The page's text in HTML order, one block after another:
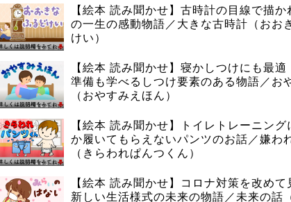
【絵本 読み聞かせ】古時計の目線で描
の一生の感動物語／大きな古時計（おお
けい）
【絵本 読み聞かせ】寝かしつけにも最
準備も学べるしつけ要素のある物語／お
（おやすみえほん）
【絵本 読み聞かせ】トイレトレーニン
か履いてもらえないパンツのお話／嫌わ
（きらわれぱんつくん）
【絵本 読み聞かせ】コロナ対策を改め
新しい生活様式の未来の物語／未来の話